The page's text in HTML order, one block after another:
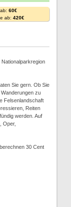
60€
ab: 420€
Sie gern. Ob Sie
zu
Felsenlandschaft
Reiten
werden. Auf
Oper,
30 Cent